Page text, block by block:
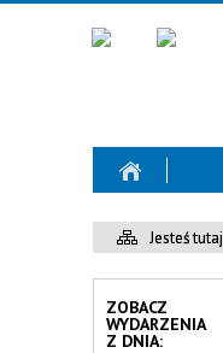
Jesteś tutaj
ZOBACZ
WYDARZENIA
Z DNIA: